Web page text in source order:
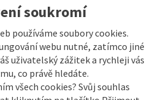
soukromí
používáme soubory cookies.
webu nutné, zatímco jiné
uživatelský zážitek a rychleji vás
co právě hledáte.
všech cookies? Svůj souhlas
8.170 Kč